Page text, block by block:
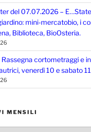
del 07.07.2026 –
mini-mercatobio, i
Biblioteca, BioOsteria.
Rassegna cortometraggi e
venerdì 10 e sabato
MENSILI